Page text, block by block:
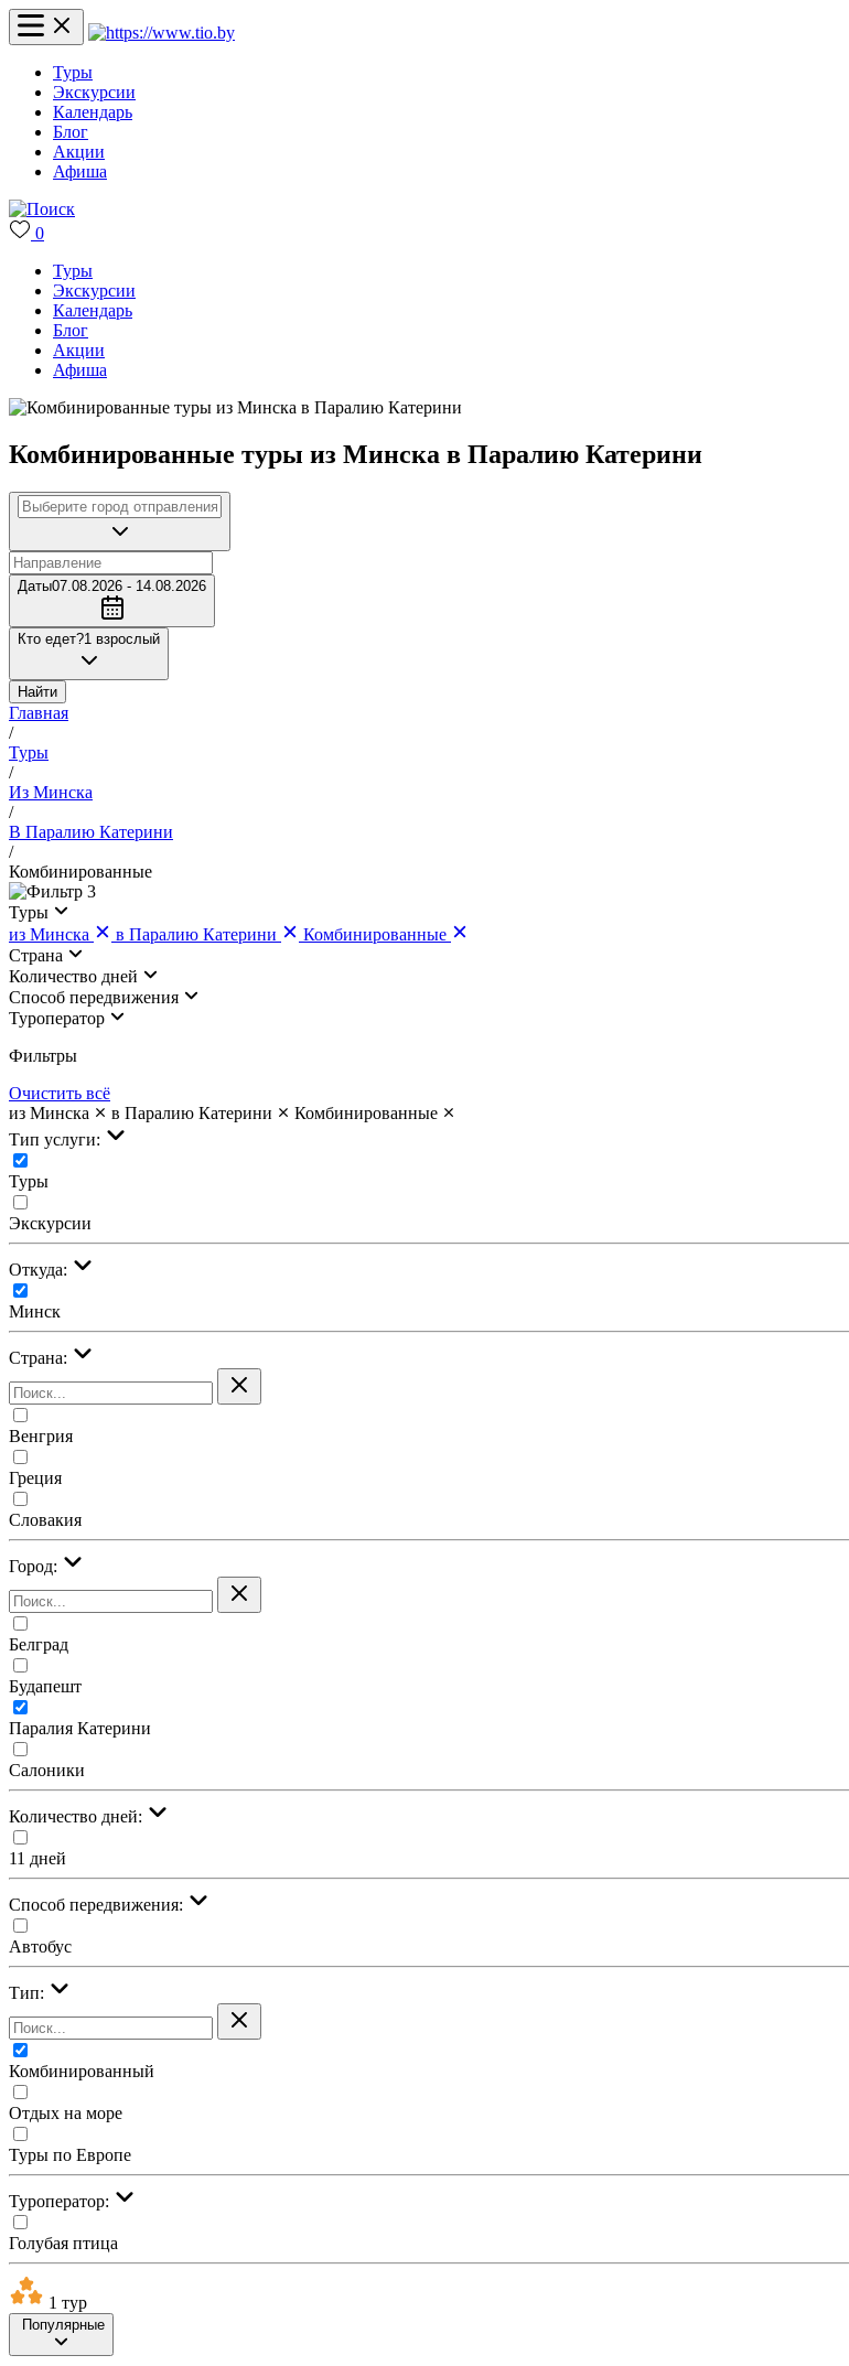
Туры
Экскурсии
Календарь
Блог
Акции
Афиша
0
Туры
Экскурсии
Календарь
Блог
Акции
Афиша
Комбинированные туры из Минска в Паралию Катерини
Даты07.08.2026 - 14.08.2026
Кто едет?1 взрослый
Найти
Главная
/
Туры
/
Из Минска
/
В Паралию Катерини
/
Комбинированные
3
Туры
из Минска
в Паралию Катерини
Комбинированные
Страна
Количество дней
Cпособ передвижения
Туроператор
Фильтры
Очистить всё
из Минска
в Паралию Катерини
Комбинированные
Тип услуги:
Туры
Экскурсии
Откуда:
Минск
Страна:
Венгрия
Греция
Словакия
Город:
Белград
Будапешт
Паралия Катерини
Салоники
Количество дней:
11 дней
Cпособ передвижения:
Автобус
Тип:
Комбинированный
Отдых на море
Туры по Европе
Туроператор:
Голубая птица
1 тур
Популярные